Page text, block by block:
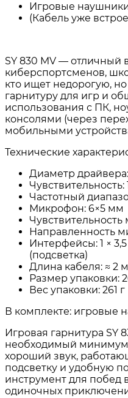
Игровые
(Кабель уже
SY 830 MV —
киберспортсменов,
кто ищет недорогую,
гарнитуру для игр и
использования с ПК,
консолями (через
мобильными
Технические
Диаметр
Чувствительность:
Частотный
Микрофон: 6×5 мм
Направленность
Интерфейсы: 1 ×
(подсветка)
Длина кабеля: ≈ 2 м
Размер упаковки:
Вес упаковки: 261 г
В комплекте: игровые
Игровая гарнитура SY
необходимый
хороший звук,
подсветку и удобную
инструмент для побед
одиночных